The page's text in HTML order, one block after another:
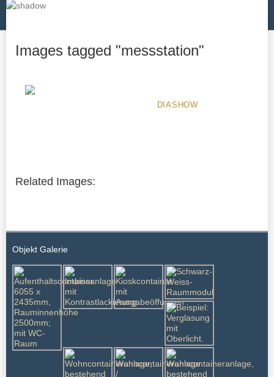
Images tagged "messstation"
DIASHOW
Related Images:
Objekt Galerie